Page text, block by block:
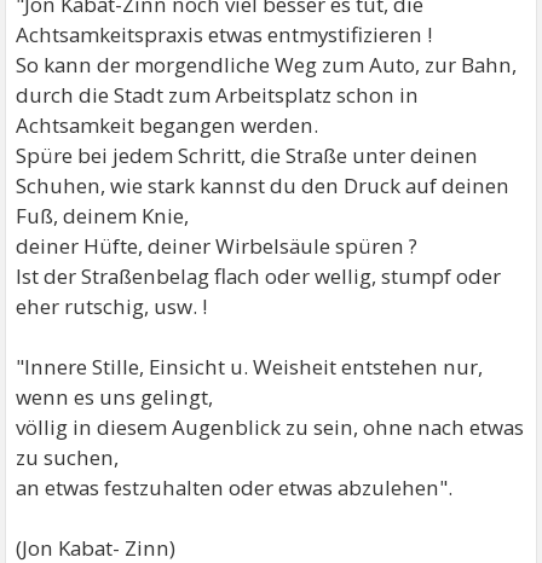
Achtsamkeitspraxis etwas entmystifizieren !
So kann der morgendliche Weg zum Auto, zur Bahn,
durch die Stadt zum Arbeitsplatz schon in
Achtsamkeit begangen werden.
Spüre bei jedem Schritt, die Straße unter deinen
Schuhen, wie stark kannst du den Druck auf deinen
Fuß, deinem Knie,
deiner Hüfte, deiner Wirbelsäule spüren ?
Ist der Straßenbelag flach oder wellig, stumpf oder
eher rutschig, usw. !
"Innere Stille, Einsicht u. Weisheit entstehen nur,
wenn es uns gelingt,
völlig in diesem Augenblick zu sein, ohne nach etwas
zu suchen,
an etwas festzuhalten oder etwas abzulehen".
(Jon Kabat- Zinn)